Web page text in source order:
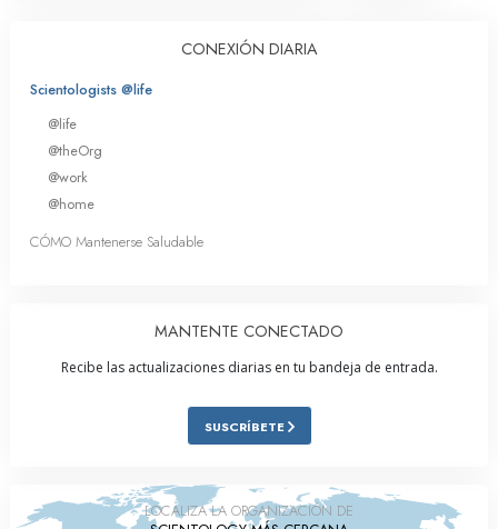
CONEXIÓN DIARIA
Scientologists @life
@life
@theOrg
@work
@home
CÓMO Mantenerse Saludable
MANTENTE CONECTADO
Recibe las actualizaciones diarias en tu bandeja de entrada.
SUSCRÍBETE
LOCALIZA LA ORGANIZACIÓN DE